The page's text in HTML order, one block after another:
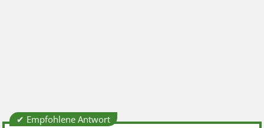
✔ Empfohlene Antwort